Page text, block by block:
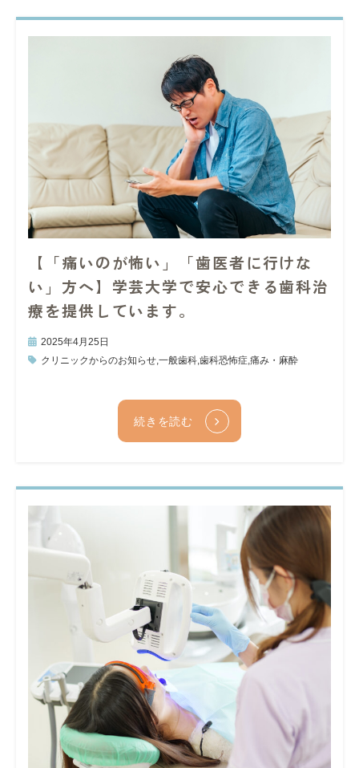
【「痛いのが怖い」「歯医者に行けな
い」方へ】学芸大学で安心できる歯科治
療を提供しています。
2025年4月25日
クリニックからのお知らせ,一般歯科,歯科恐怖症,痛み・麻酔
続きを読む